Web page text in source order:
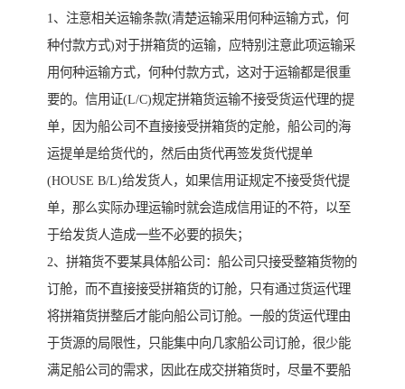
1、注意相关运输条款(清楚运输采用何种运输方式，何
种付款方式)对于拼箱货的运输，应特别注意此项运输采
用何种运输方式，何种付款方式，这对于运输都是很重
要的。信用证(L/C)规定拼箱货运输不接受货运代理的提
单，因为船公司不直接接受拼箱货的定舱，船公司的海
运提单是给货代的，然后由货代再签发货代提单
(HOUSE B/L)给发货人，如果信用证规定不接受货代提
单，那么实际办理运输时就会造成信用证的不符，以至
于给发货人造成一些不必要的损失；
2、拼箱货不要某具体船公司：船公司只接受整箱货物的
订舱，而不直接接受拼箱货的订舱，只有通过货运代理
将拼箱货拼整后才能向船公司订舱。一般的货运代理由
于货源的局限性，只能集中向几家船公司订舱，很少能
满足船公司的需求，因此在成交拼箱货时，尽量不要船